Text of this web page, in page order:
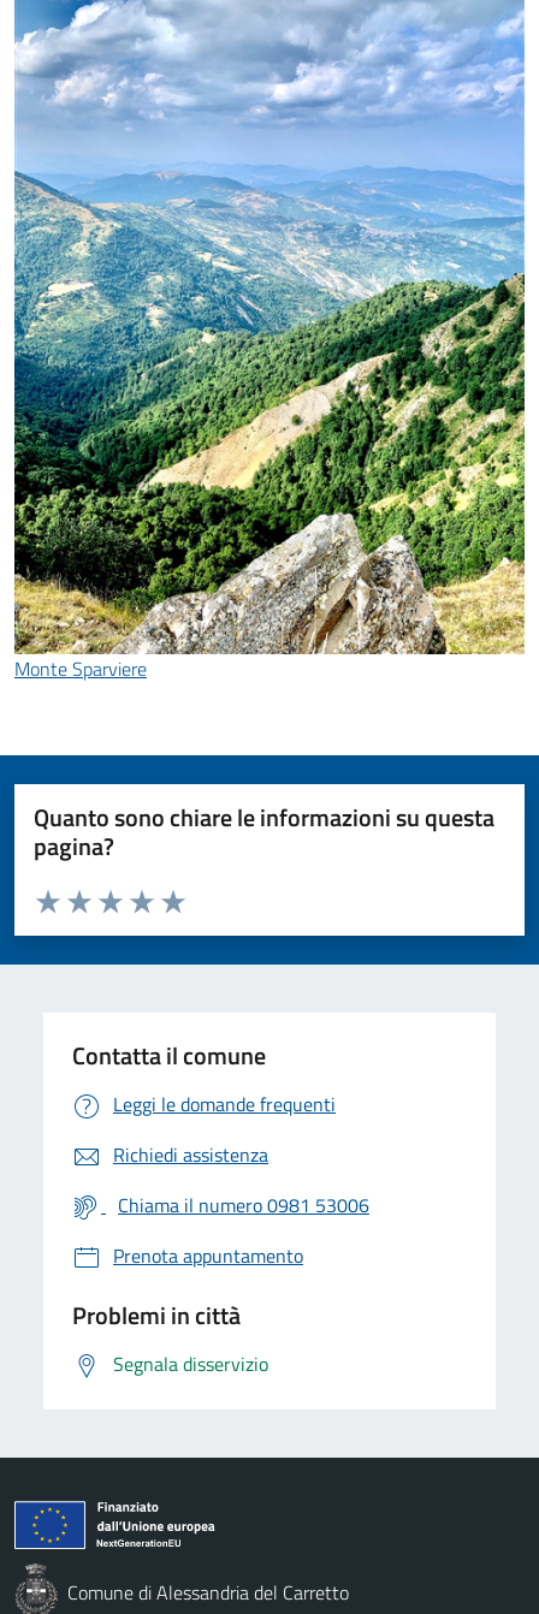
Monte Sparviere
Quanto sono chiare le informazioni su questa
pagina?
Valuta da 1 a 5 stelle la pagina
Valuta 5 stelle su 5
Valuta 4 stelle su 5
Valuta 3 stelle su 5
Valuta 2 stelle su 5
Valuta 1 stelle su 5
Contatta il comune
Leggi le domande frequenti
Richiedi assistenza
Chiama il numero 0981 53006
Prenota appuntamento
Problemi in città
Segnala disservizio
Comune di Alessandria del Carretto